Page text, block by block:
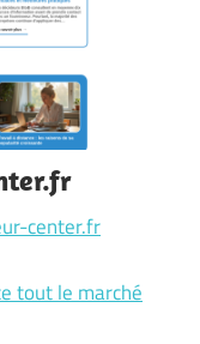
center.fr
tout le marché